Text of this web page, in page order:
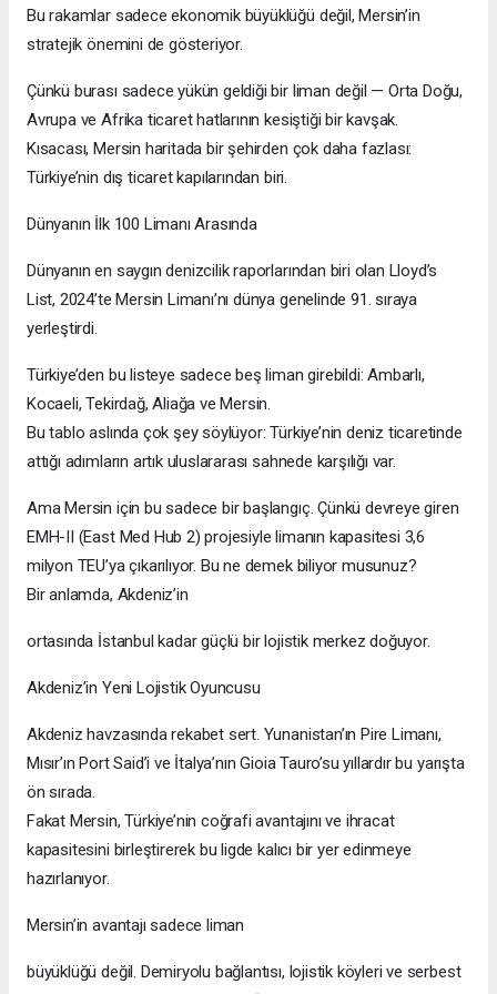
Bu rakamlar sadece ekonomik büyüklüğü değil, Mersin’in
stratejik önemini de gösteriyor.
Çünkü burası sadece yükün geldiği bir liman değil — Orta Doğu,
Avrupa ve Afrika ticaret hatlarının kesiştiği bir kavşak.
Kısacası, Mersin haritada bir şehirden çok daha fazlası:
Türkiye’nin dış ticaret kapılarından biri.
Dünyanın İlk 100 Limanı Arasında
Dünyanın en saygın denizcilik raporlarından biri olan Lloyd’s
List, 2024’te Mersin Limanı’nı dünya genelinde 91. sıraya
yerleştirdi.
Türkiye’den bu listeye sadece beş liman girebildi: Ambarlı,
Kocaeli, Tekirdağ, Aliağa ve Mersin.
Bu tablo aslında çok şey söylüyor: Türkiye’nin deniz ticaretinde
attığı adımların artık uluslararası sahnede karşılığı var.
Ama Mersin için bu sadece bir başlangıç. Çünkü devreye giren
EMH-II (East Med Hub 2) projesiyle limanın kapasitesi 3,6
milyon TEU’ya çıkarılıyor. Bu ne demek biliyor musunuz?
Bir anlamda, Akdeniz’in
ortasında İstanbul kadar güçlü bir lojistik merkez doğuyor.
Akdeniz’in Yeni Lojistik Oyuncusu
Akdeniz havzasında rekabet sert. Yunanistan’ın Pire Limanı,
Mısır’ın Port Said’i ve İtalya’nın Gioia Tauro’su yıllardır bu yarışta
ön sırada.
Fakat Mersin, Türkiye’nin coğrafi avantajını ve ihracat
kapasitesini birleştirerek bu ligde kalıcı bir yer edinmeye
hazırlanıyor.
Mersin’in avantajı sadece liman
büyüklüğü değil. Demiryolu bağlantısı, lojistik köyleri ve serbest